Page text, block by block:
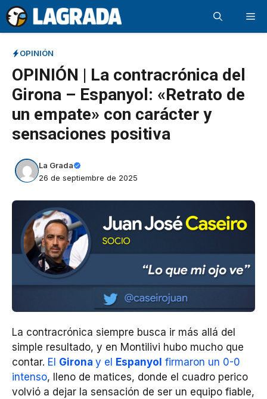
Saltar
al
contenido
OPINIÓN
OPINIÓN | La contracrónica del
Girona – Espanyol: «Retrato de
un empate» con carácter y
sensaciones positiva
La Grada
26 de septiembre de 2025
La contracrónica siempre busca ir más allá del
simple resultado, y en Montilivi hubo mucho que
contar. El Girona y el Espanyol firmaron un 0-0
intenso, lleno de matices, donde el cuadro perico
volvió a dejar la sensación de ser un equipo fiable,